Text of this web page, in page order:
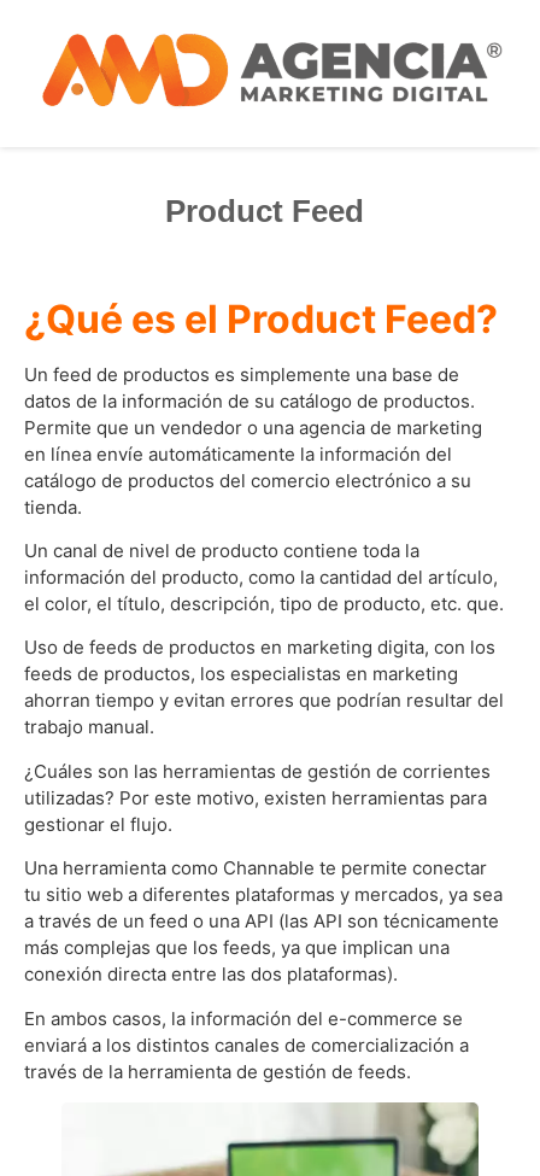
Product Feed
¿Qué es el Product Feed?
Un feed de productos es simplemente una base de
datos de la información de su catálogo de productos.
Permite que un vendedor o una agencia de marketing
en línea envíe automáticamente la información del
catálogo de productos del comercio electrónico a su
tienda.
Un canal de nivel de producto contiene toda la
información del producto, como la cantidad del artículo,
el color, el título, descripción, tipo de producto, etc. que.
Uso de feeds de productos en marketing digita, con los
feeds de productos, los especialistas en marketing
ahorran tiempo y evitan errores que podrían resultar del
trabajo manual.
¿Cuáles son las herramientas de gestión de corrientes
utilizadas? Por este motivo, existen herramientas para
gestionar el flujo.
Una herramienta como Channable te permite conectar
tu sitio web a diferentes plataformas y mercados, ya sea
a través de un feed o una API (las API son técnicamente
más complejas que los feeds, ya que implican una
conexión directa entre las dos plataformas).
En ambos casos, la información del e-commerce se
enviará a los distintos canales de comercialización a
través de la herramienta de gestión de feeds.